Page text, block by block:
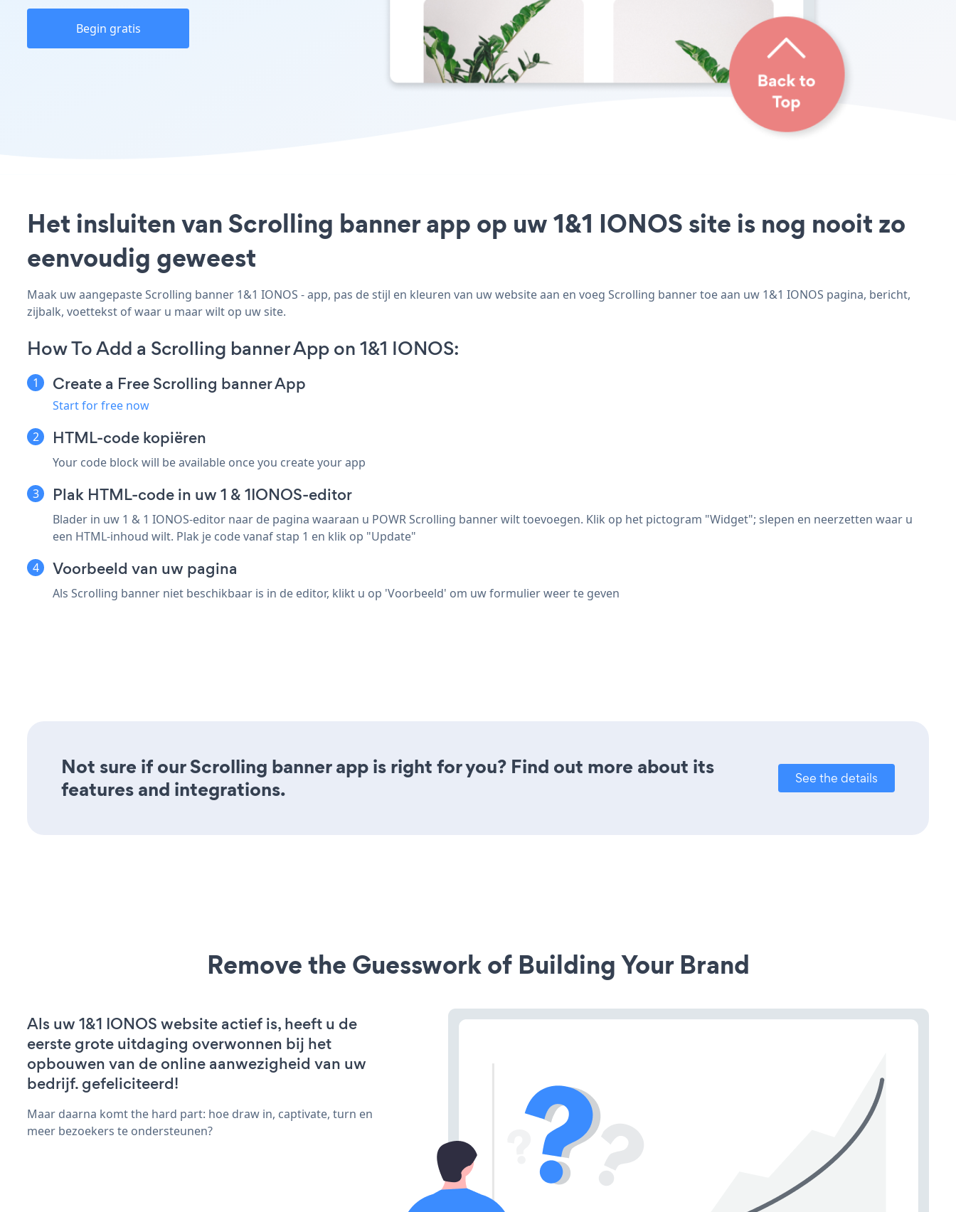
Begin gratis
Het insluiten van Scrolling banner app op uw 1&1 IONOS site is nog nooit zo
eenvoudig geweest
Maak uw aangepaste Scrolling banner 1&1 IONOS - app, pas de stijl en kleuren van uw website aan en voeg Scrolling banner toe aan uw 1&1 IONOS pagina, bericht,
zijbalk, voettekst of waar u maar wilt op uw site.
How To Add a Scrolling banner App on 1&1 IONOS:
Create a Free Scrolling banner App
Start for free now
HTML-code kopiëren
Your code block will be available once you create your app
Plak HTML-code in uw 1 & 1IONOS-editor
Blader in uw 1 & 1 IONOS-editor naar de pagina waaraan u POWR Scrolling banner wilt toevoegen. Klik op het pictogram "Widget"; slepen en neerzetten waar u
een HTML-inhoud wilt. Plak je code vanaf stap 1 en klik op "Update"
Voorbeeld van uw pagina
Als Scrolling banner niet beschikbaar is in de editor, klikt u op 'Voorbeeld' om uw formulier weer te geven
Not sure if our Scrolling banner app is right for you? Find out more about its
features and integrations.
See the details
Remove the Guesswork of Building Your Brand
Als uw 1&1 IONOS website actief is, heeft u de
eerste grote uitdaging overwonnen bij het
opbouwen van de online aanwezigheid van uw
bedrijf. gefeliciteerd!
Maar daarna komt the hard part: hoe draw in, captivate, turn en
meer bezoekers te ondersteunen?